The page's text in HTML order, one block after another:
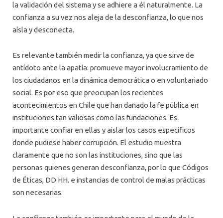
la validación del sistema y se adhiere a él naturalmente. La
confianza a su vez nos aleja de la desconfianza, lo que nos
aísla y desconecta.
Es relevante también medir la confianza, ya que sirve de
antídoto ante la apatía: promueve mayor involucramiento de
los ciudadanos en la dinámica democrática o en voluntariado
social. Es por eso que preocupan los recientes
acontecimientos en Chile que han dañado la fe pública en
instituciones tan valiosas como las fundaciones. Es
importante confiar en ellas y aislar los casos específicos
donde pudiese haber corrupción. El estudio muestra
claramente que no son las instituciones, sino que las
personas quienes generan desconfianza, por lo que Códigos
de Éticas, DD.HH. e instancias de control de malas prácticas
son necesarias.